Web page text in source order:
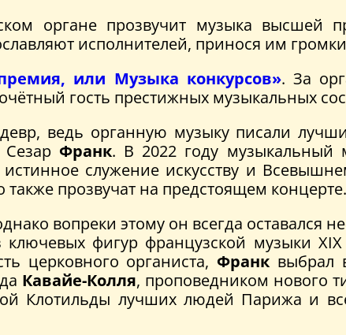
органе прозвучит музыка высшей
исполнителей, принося им
или Музыка конкурсов». За
гость престижных музыкальных
ведь органную музыку писали
Сезар Франк. В 2022 году музыкальный
служение искусству и
также прозвучат на предстоящем концерте.
вопреки этому он всегда оставался
фигур французской музыки
церковного органиста, Франк выбрал
Кавайе-Колля, проповедником нового
Клотильды лучших людей Парижа и